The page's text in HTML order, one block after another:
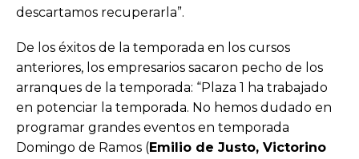
descartamos recuperarla”.
De los éxitos de la temporada en los cursos
anteriores, los empresarios sacaron pecho de los
arranques de la temporada: “Plaza 1 ha trabajado
en potenciar la temporada. No hemos dudado en
programar grandes eventos en temporada
Domingo de Ramos (Emilio de Justo, Victorino